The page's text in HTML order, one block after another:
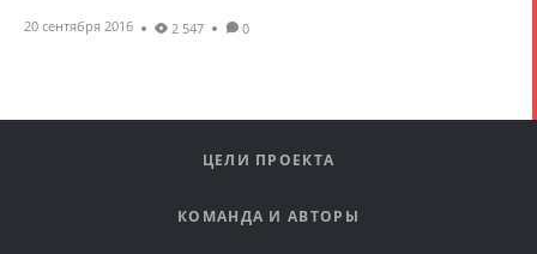
20 сентября 2016 2 547 0
ЦЕЛИ ПРОЕКТА
КОМАНДА И АВТОРЫ